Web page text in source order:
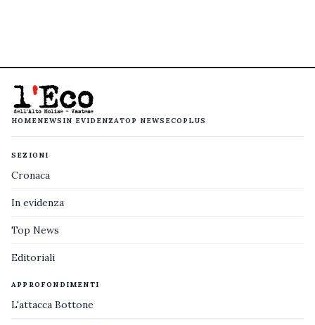
HOMENEWS IN EVIDENZATOP NEWS ECOPLUS
SEZIONI
Cronaca
In evidenza
Top News
Editoriali
APPROFONDIMENTI
L'attacca Bottone